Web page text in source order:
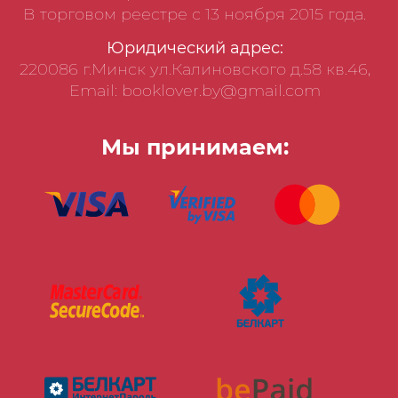
В торговом реестре с 13 ноября 2015 года.
Юридический адрес:
220086 г.Минск ул.Калиновского д.58 кв.46,
Email: booklover.by@gmail.com
Мы принимаем: